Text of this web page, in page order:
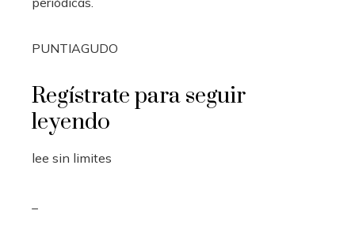
PUNTIAGUDO
Regístrate para seguir
leyendo
lee sin limites